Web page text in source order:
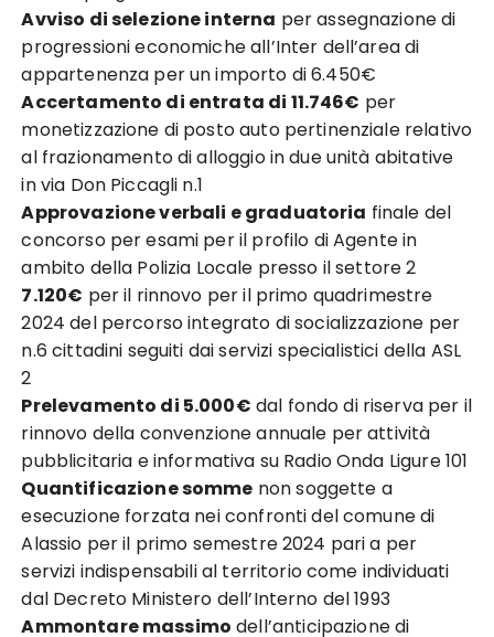
Avviso di selezione interna per assegnazione di
progressioni economiche all’Inter dell’area di
appartenenza per un importo di 6.450€
Accertamento di entrata di 11.746€ per
monetizzazione di posto auto pertinenziale relativo
al frazionamento di alloggio in due unità abitative
in via Don Piccagli n.1
Approvazione verbali e graduatoria finale del
concorso per esami per il profilo di Agente in
ambito della Polizia Locale presso il settore 2
7.120€ per il rinnovo per il primo quadrimestre
2024 del percorso integrato di socializzazione per
n.6 cittadini seguiti dai servizi specialistici della ASL
2
Prelevamento di 5.000€ dal fondo di riserva per il
rinnovo della convenzione annuale per attività
pubblicitaria e informativa su Radio Onda Ligure 101
Quantificazione somme non soggette a
esecuzione forzata nei confronti del comune di
Alassio per il primo semestre 2024 pari a per
servizi indispensabili al territorio come individuati
dal Decreto Ministero dell’Interno del 1993
Ammontare massimo dell’anticipazione di